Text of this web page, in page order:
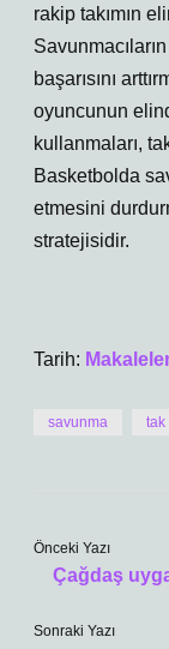
rakip takımın
başarısını
oyuncunun
kullanmaları,
Basketbolda
etmesini
stratejisidir.
Tarih:
savunma tak
Önceki Yazı
Çağdaş
Sonraki Yazı